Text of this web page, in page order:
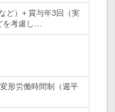
ど）+ 賞与年3回（実
考慮し…
形労働時間制（週平